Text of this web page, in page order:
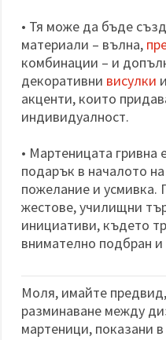
• Тя може да бъде
материали – вълна,
комбинации – и
декоративни висулки
акценти, които
индивидуалност.
• Мартеницата гривна
подарък в началото
пожелание и
жестове, училищни
инициативи, където
внимателно подбран
Моля, имайте
разминаване между
мартеници, показани